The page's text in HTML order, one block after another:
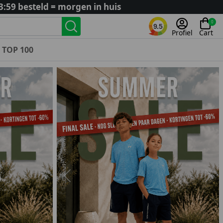
besteld = morgen in huis
9.5
Profiel
0
Cart
Landenteams
Nederland
Algerije
Argentinië
België
Curaçao
Duitsland
Engeland
Frankrijk
Kroatië
TOP 100
Previous